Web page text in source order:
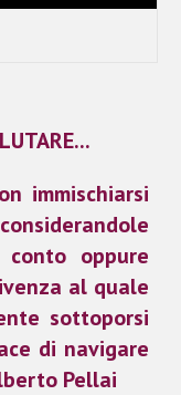
immischiarsi
oppure
al quale
sottoporsi
di navigare
Pellai